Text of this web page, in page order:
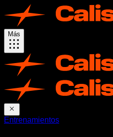
Más
Entrenamientos